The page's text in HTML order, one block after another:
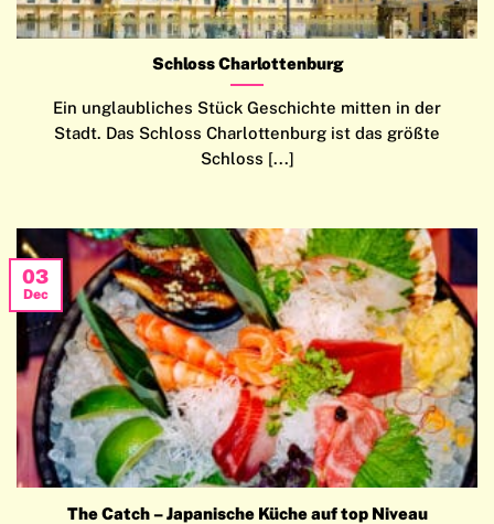
Schloss Charlottenburg
Ein unglaubliches Stück Geschichte mitten in der
Stadt. Das Schloss Charlottenburg ist das größte
Schloss [...]
The Catch – Japanische Küche auf top Niveau
03
Dec